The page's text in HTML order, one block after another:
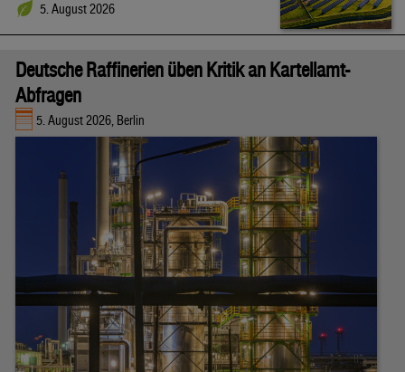
5. August 2026
Deutsche Raffinerien üben Kritik an Kartellamt-
Abfragen
5. August 2026, Berlin